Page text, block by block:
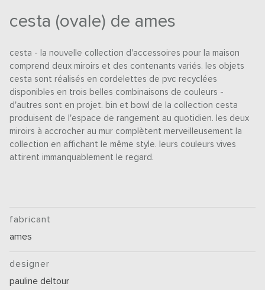
cesta (ovale) de ames
cesta - la nouvelle collection d'accessoires pour la maison
comprend deux miroirs et des contenants variés. les objets
cesta sont réalisés en cordelettes de pvc recyclées
disponibles en trois belles combinaisons de couleurs -
d'autres sont en projet. bin et bowl de la collection cesta
produisent de l'espace de rangement au quotidien. les deux
miroirs à accrocher au mur complètent merveilleusement la
collection en affichant le même style. leurs couleurs vives
attirent immanquablement le regard.
fabricant
ames
designer
pauline deltour